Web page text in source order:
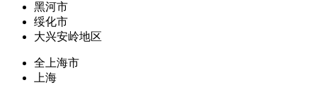
黑河市
绥化市
大兴安岭地区
全上海市
上海